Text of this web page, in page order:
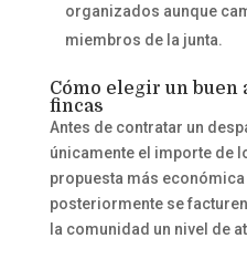
organizados aunque
miembros de la junta.
Cómo elegir un
fincas
Antes de contratar un
únicamente el importe de
propuesta más
posteriormente se
la comunidad un nivel de